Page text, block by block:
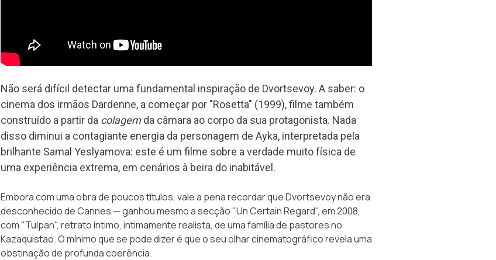
Não será difícil detectar uma fundamental inspiração de Dvortsevoy. A saber: o
cinema dos irmãos Dardenne, a começar por "Rosetta" (1999), filme também
construído a partir da colagemda câmara ao corpo da sua protagonista. Nada
disso diminui a contagiante energia da personagem de Ayka, interpretada pela
brilhante Samal Yeslyamova: este é um filme sobre a verdade muito física de
uma experiência extrema, em cenários à beira do inabitável.
Embora com uma obra de poucos títulos, vale a pena recordar que Dvortsevoy não era
desconhecido de Cannes — ganhou mesmo a secção "Un Certain Regard", em 2008,
com "Tulpan", retrato íntimo, intimamente realista, de uma família de pastores no
Kazaquistao. O mínimo que se pode dizer é que o seu olhar cinematográfico revela uma
obstinação de profunda coerência.